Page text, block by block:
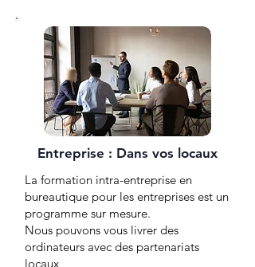
Entreprise : Dans vos locaux
La formation intra-entreprise en
bureautique pour les entreprises est un
programme sur mesure.
Nous pouvons vous livrer des
ordinateurs avec des partenariats
locaux